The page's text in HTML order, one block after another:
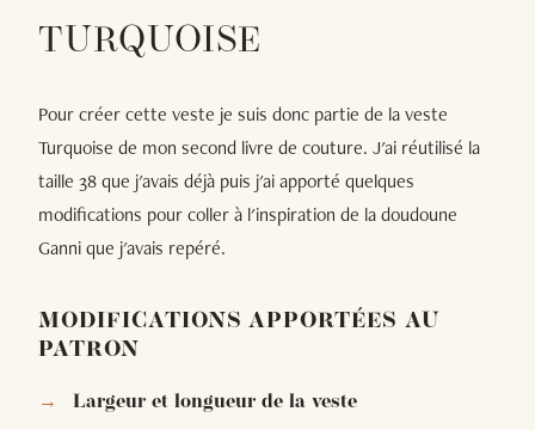
TURQUOISE
Pour créer cette veste je suis donc partie de la veste
Turquoise de mon second livre de couture. J'ai réutilisé la
taille 38 que j'avais déjà puis j'ai apporté quelques
modifications pour coller à l'inspiration de la doudoune
Ganni que j'avais repéré.
MODIFICATIONS APPORTÉES AU
PATRON
Largeur et longueur de la veste